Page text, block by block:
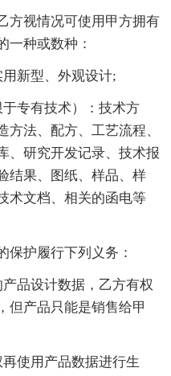
方视情况可使用甲方拥有
一种或数种：
新型、外观设计;
专有技术）：技术方
法、配方、工艺流程、
、研究开发记录、技术报
结果、图纸、样品、样
术文档、相关的函电等
保护履行下列义务：
品设计数据，乙方有权
但产品只能是销售给甲
使用产品数据进行生